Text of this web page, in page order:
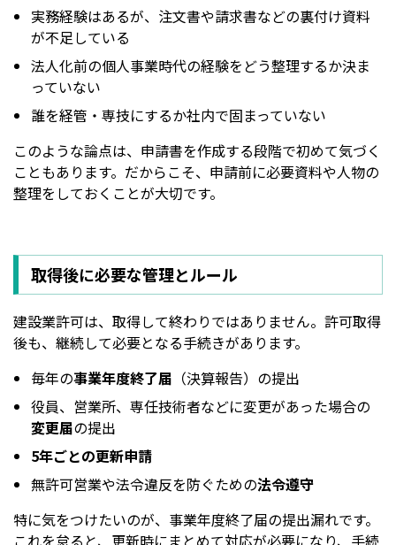
実務経験はあるが、注文書や請求書などの裏付け資料
が不足している
法人化前の個人事業時代の経験をどう整理するか決ま
っていない
誰を経管・専技にするか社内で固まっていない
このような論点は、申請書を作成する段階で初めて気づく
こともあります。だからこそ、申請前に必要資料や人物の
整理をしておくことが大切です。
取得後に必要な管理とルール
建設業許可は、取得して終わりではありません。許可取得
後も、継続して必要となる手続きがあります。
毎年の事業年度終了届 （決算報告）の提出
役員、営業所、専任技術者などに変更があった場合の
変更届の提出
5年ごとの更新申請
無許可営業や法令違反を防ぐための法令遵守
特に気をつけたいのが、事業年度終了届の提出漏れです。